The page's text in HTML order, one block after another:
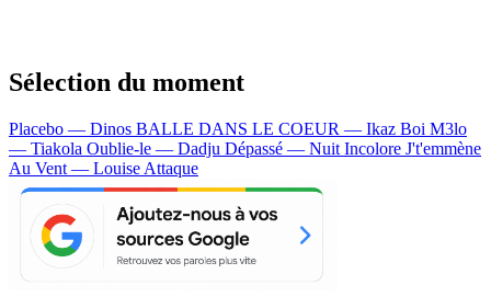
Sélection du moment
Placebo — Dinos BALLE DANS LE COEUR — Ikaz Boi M3lo
— Tiakola Oublie-le — Dadju Dépassé — Nuit Incolore J't'emmène
Au Vent — Louise Attaque